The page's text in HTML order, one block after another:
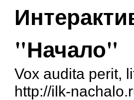
"Начало"
Vox audita perit,
http://ilk-